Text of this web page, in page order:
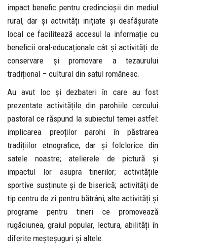
impact benefic pentru credincioșii din mediul
rural, dar și activități inițiate și desfășurate
local ce facilitează accesul la informație cu
beneficii oral-educaționale cât și activități de
conservare și promovare a tezaurului
tradițional – cultural din satul românesc.
Au avut loc și dezbateri în care au fost
prezentate activitățile din parohiile cercului
pastoral ce răspund la subiectul temei astfel:
implicarea preoților parohi în păstrarea
tradițiilor etnografice, dar și folclorice din
satele noastre; atelierele de pictură și
impactul lor asupra tinerilor; activitățile
sportive susținute și de biserică; activități de
tip centru de zi pentru bătrâni; alte activități și
programe pentru tineri ce promovează
rugăciunea, graiul popular, lectura, abilități în
diferite meșteșuguri și altele.